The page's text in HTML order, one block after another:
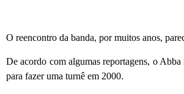
O reencontro da banda, por muitos anos,
De acordo com algumas reportagens, o
para fazer uma turnê em 2000.